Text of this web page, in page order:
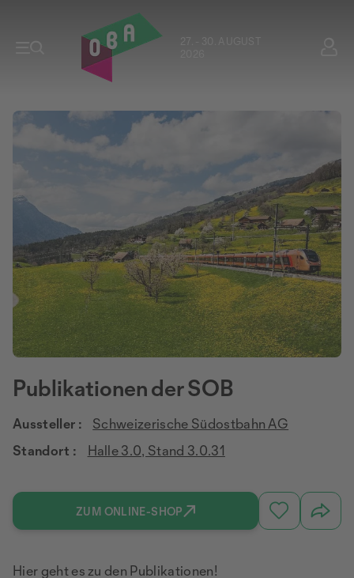
27. - 30. AUGUST
Publikationen der SOB
Aussteller :
Schweizerische Südostbahn AG
Standort :
Halle 3.0, Stand 3.0.31
ZUM ONLINE-SHOP
Hier geht es zu den Publikationen!